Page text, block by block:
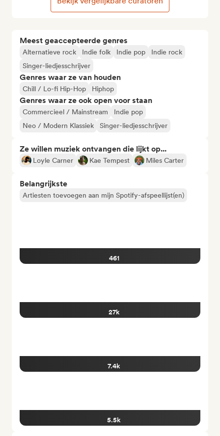
Meest geaccepteerde genres
Alternatieve rock Indie folk Indie pop
Indie rock
Singer-liedjesschrijver
Genres waar ze van houden
Chill / Lo-fi Hip-Hop Hiphop
Genres waar ze ook open voor staan
Commercieel / Mainstream
Indie pop
Neo / Modern Klassiek
Singer-liedjesschrijver
Ze willen muziek ontvangen die lijkt op...
Loyle Carner Kae Tempest Miles Carter
Belangrijkste
Artiesten toevoegen aan mijn Spotify-afspeellijst(en)
461
27k
7.4k
5.5k